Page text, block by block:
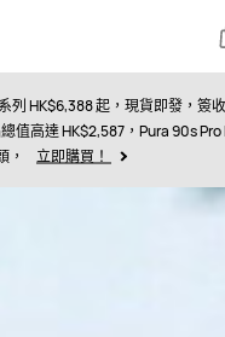
車
列 HK$6,388 起，現貨即發，簽
值高達 HK$2,587，Pura 90s Pro
，
立即購買！